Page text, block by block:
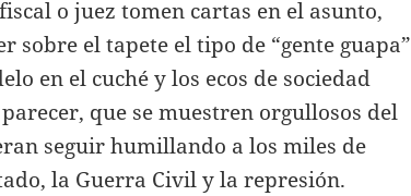
o juez tomen cartas en el asunto,
sobre el tapete el tipo de “gente guapa”
en el cuché y los ecos de sociedad
que se muestren orgullosos del
seguir humillando a los miles de
la Guerra Civil y la represión.